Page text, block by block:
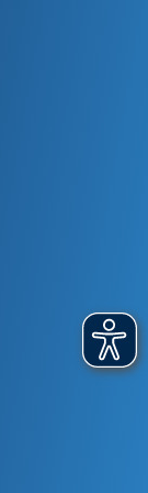
im
ohne:
des
Taching
zu finden